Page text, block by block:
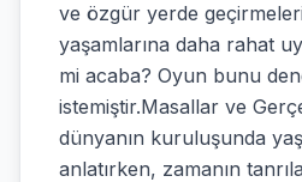
ve özgür yerde
yaşamlarına daha rahat
mi acaba? Oyun bunu
istemiştir.Masallar ve
dünyanın kuruluşunda
anlatırken, zamanın